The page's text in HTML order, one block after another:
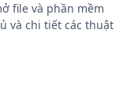
file và phần mềm
và chi tiết các thuật